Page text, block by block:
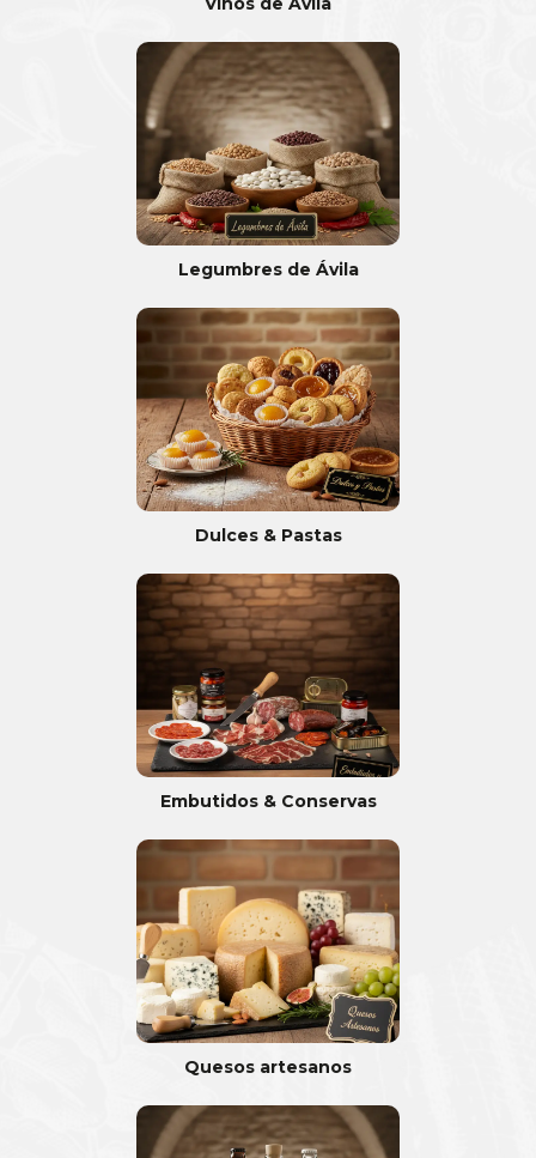
Legumbres de Ávila
Dulces & Pastas
Embutidos & Conservas
Quesos artesanos